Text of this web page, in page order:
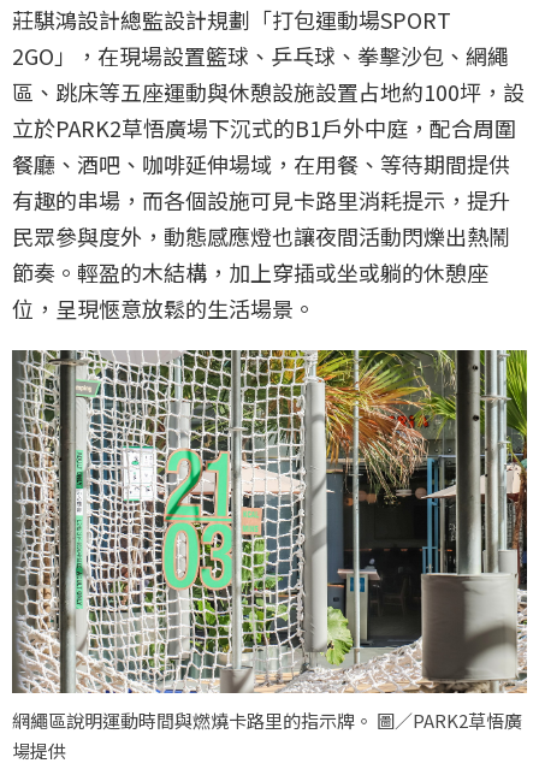
莊騏鴻設計總監設計規劃「打包運動場SPORT
2GO」，在現場設置籃球、乒乓球、拳擊沙包、網繩
區、跳床等五座運動與休憩設施設置占地約100坪，設
立於PARK2草悟廣場下沉式的B1戶外中庭，配合周圍
餐廳、酒吧、咖啡延伸場域，在用餐、等待期間提供
有趣的串場，而各個設施可見卡路里消耗提示，提升
民眾參與度外，動態感應燈也讓夜間活動閃爍出熱鬧
節奏。輕盈的木結構，加上穿插或坐或躺的休憩座
位，呈現愜意放鬆的生活場景。
網繩區說明運動時間與燃燒卡路里的指示牌。 圖／PARK2草悟廣
場提供